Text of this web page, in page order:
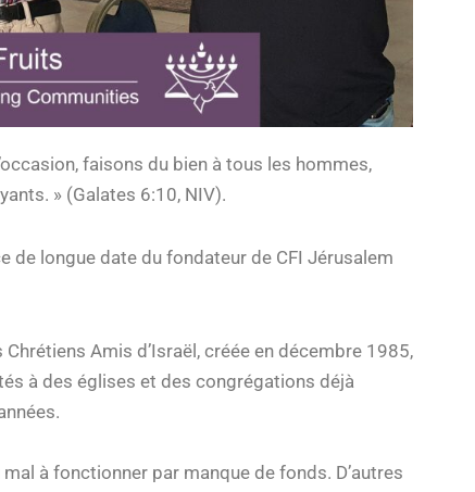
faisons du bien à tous les hommes,
» (Galates 6:10, NIV).
de longue date du fondateur de CFI Jérusalem
Amis d’Israël, créée en décembre 1985,
à des églises et des congrégations déjà
à fonctionner par manque de fonds. D’autres